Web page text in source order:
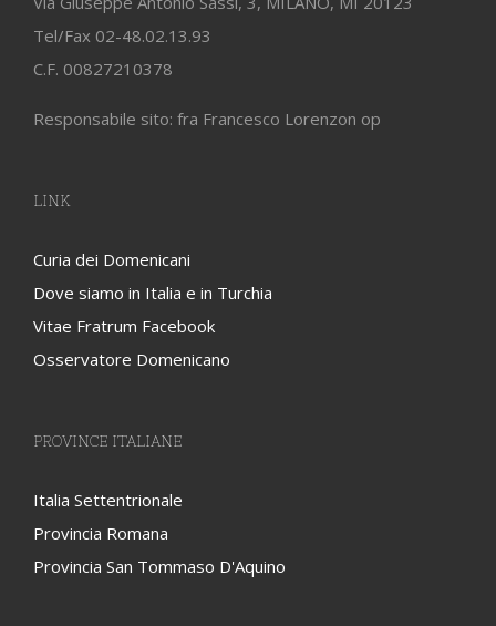
Tel/Fax 02-48.02.13.93
C.F. 00827210378
Responsabile sito: fra Francesco Lorenzon op
LINK
Curia dei Domenicani
Dove siamo in Italia e in Turchia
Vitae Fratrum Facebook
Osservatore Domenicano
PROVINCE ITALIANE
Italia Settentrionale
Provincia Romana
Provincia San Tommaso D'Aquino